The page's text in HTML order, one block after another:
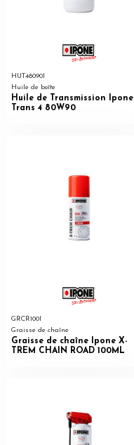
HUT48090I
Huile de boîte
Huile de Transmission Ipone
Trans 4 80W90
GRCR100I
Graisse de chaîne
Graisse de chaîne Ipone X-
TREM CHAIN ROAD 100ML